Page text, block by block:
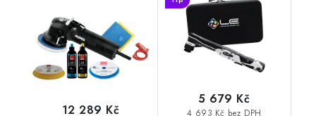
12 289 Kč 4 693 Kč bez DPH
5 679 Kč